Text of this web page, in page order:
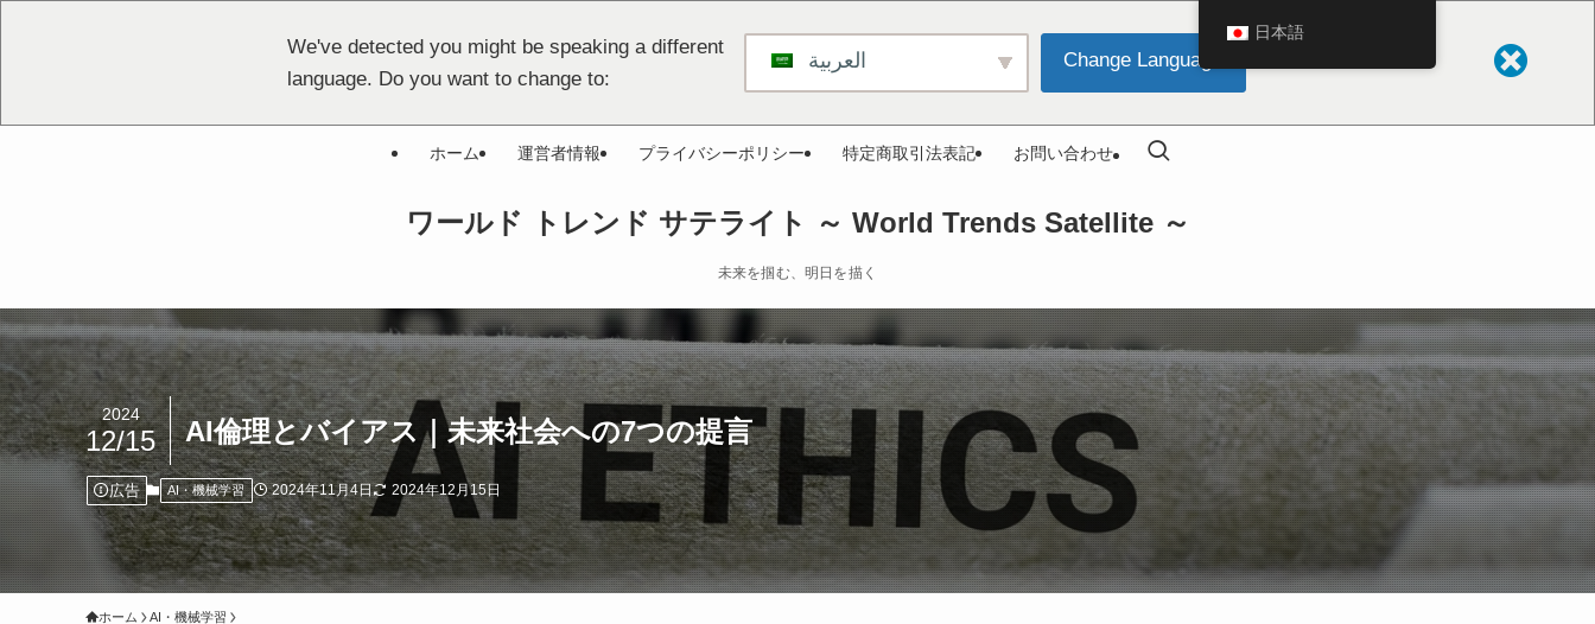
We've detected you might be speaking a different
language. Do you want to change to:
العربية Change Language
ワールド トレンド サテライト ～ World Trends Satellite ～
未来を掴む、明日を描く
ホーム 運営者情報 プライバシーポリシー 特定商取引法表記 お問い合わせ
AI倫理とバイアス｜未来社会への7つの提言
2024
12/15
広告 AI・機械学習 2024年11月4日 2024年12月15日
ホーム AI・機械学習
日本語